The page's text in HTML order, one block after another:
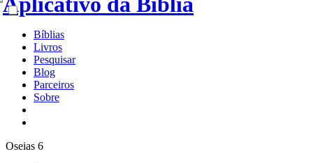
Bíblias
Livros
Pesquisar
Blog
Parceiros
Sobre
Oseias 6